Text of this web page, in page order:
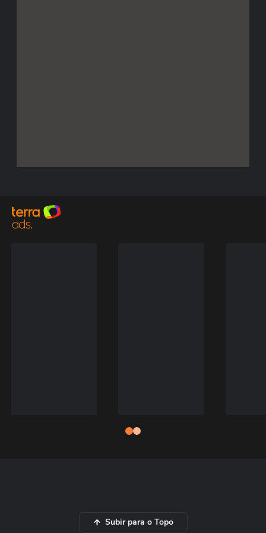
Subir para o Topo